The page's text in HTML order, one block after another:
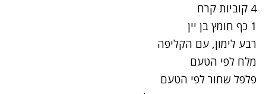
4 קוביות קרח
1 כף חומץ בן יין
רבע לימון, עם הקליפה
מלח לפי הטעם
פלפל שחור לפי הטעם